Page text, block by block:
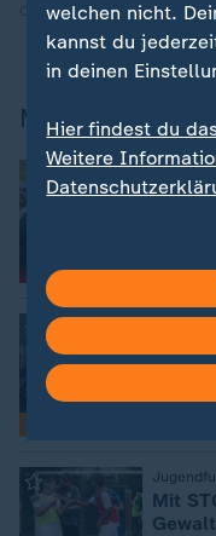
Quelle:dpa
Mehr zum
"Man
Mit
welchen nicht.
kannst du
in deinen
Hier findest du
Weitere